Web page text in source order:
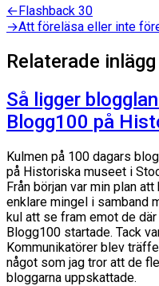
Inläggsnavigering
←Föregående
inlägg:
Flashback 30
→Nästa
Att föreläsa eller inte
Relaterade inlägg
Så ligger
Blogg100 på
Kulmen på 100 dagars
på Historiska museet i
Från början var min plan
enklare mingel i samband
kul att se fram emot de där
Blogg100 startade. Tack
Kommunikatörer blev
något som jag tror att de
bloggarna uppskattade.